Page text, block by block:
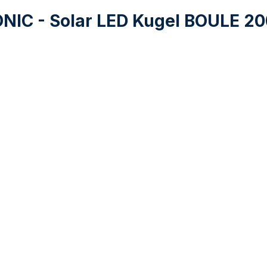
- Solar LED Kugel BOULE